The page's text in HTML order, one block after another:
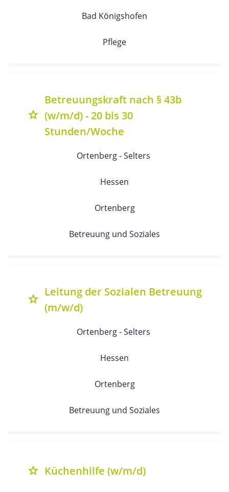
Bad Königshofen
Pflege
grade
Betreuungskraft nach § 43b
(w/m/d) - 20 bis 30
Stunden/Woche
Ortenberg - Selters
Hessen
Ortenberg
Betreuung und Soziales
grade
Leitung der Sozialen Betreuung
(m/w/d)
Ortenberg - Selters
Hessen
Ortenberg
Betreuung und Soziales
grade Küchenhilfe (w/m/d)